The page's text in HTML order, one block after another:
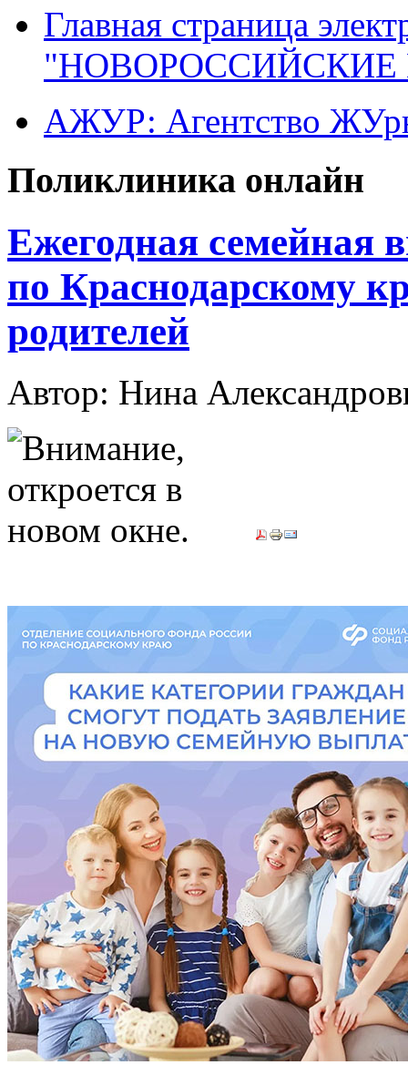
Главная страница
"НОВОРОССИЙСКИЕ
АЖУР: Агентство
Поликлиника онлайн
Ежегодная семейная
по Краснодарскому
родителей
Автор: Нина